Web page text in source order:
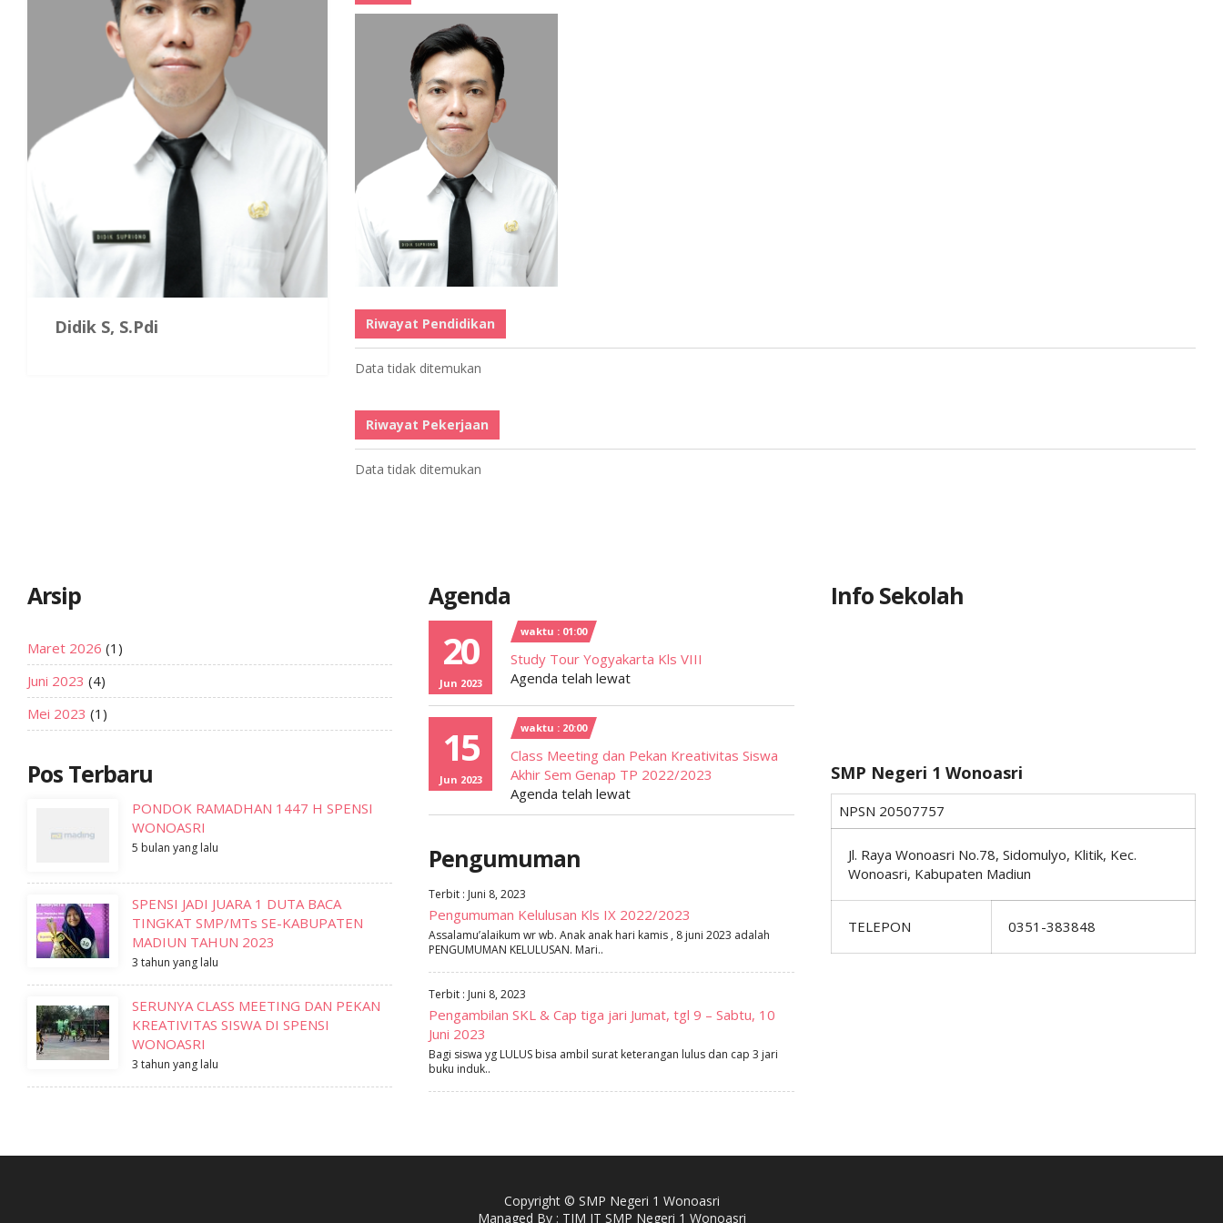
Didik S, S.Pdi Riwayat Pendidikan
Data tidak ditemukan
Riwayat Pekerjaan
Data tidak ditemukan
Arsip
Maret 2026 (1)
Juni 2023 (4)
Mei 2023 (1)
Pos Terbaru
PONDOK RAMADHAN 1447 H SPENSI
WONOASRI
5 bulan yang lalu
SPENSI JADI JUARA 1 DUTA BACA
TINGKAT SMP/MTs SE-KABUPATEN
MADIUN TAHUN 2023
3 tahun yang lalu
SERUNYA CLASS MEETING DAN PEKAN
KREATIVITAS SISWA DI SPENSI
WONOASRI
3 tahun yang lalu
Agenda
20
Jun 2023
waktu : 01:00
Study Tour Yogyakarta Kls VIII
Agenda telah lewat
15
Jun 2023
waktu : 20:00
Class Meeting dan Pekan Kreativitas Siswa
Akhir Sem Genap TP 2022/2023
Agenda telah lewat
Pengumuman
Terbit : Juni 8, 2023
Pengumuman Kelulusan Kls IX 2022/2023
Assalamu’alaikum wr wb. Anak anak hari kamis , 8 juni 2023 adalah
PENGUMUMAN KELULUSAN. Mari..
Terbit : Juni 8, 2023
Pengambilan SKL & Cap tiga jari Jumat, tgl 9 – Sabtu, 10
Juni 2023
Bagi siswa yg LULUS bisa ambil surat keterangan lulus dan cap 3 jari
buku induk..
Info Sekolah
SMP Negeri 1 Wonoasri
NPSN 20507757
Jl. Raya Wonoasri No.78, Sidomulyo, Klitik, Kec.
Wonoasri, Kabupaten Madiun
TELEPON 0351-383848
Copyright © SMP Negeri 1 Wonoasri
Managed By : TIM IT SMP Negeri 1 Wonoasri